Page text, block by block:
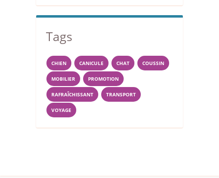
Tags
CHIEN CANICULE CHAT COUSSIN
MOBILIER PROMOTION
RAFRAÎCHISSANT TRANSPORT
VOYAGE